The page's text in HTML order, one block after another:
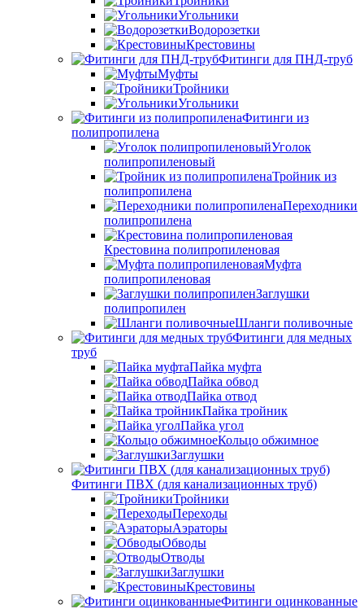
Угольники
Водорозетки
Крестовины
Фитинги для ПНД-труб
Муфты
Тройники
Угольники
Фитинги из
полипропилена
Уголок
полипропиленовый
Тройник из
полипропилена
Переходники
полипропилена
Крестовина полипропиленовая
Муфта
полипропиленовая
Заглушки
полипропилен
Шланги поливочные
Фитинги для медных
труб
Пайка муфта
Пайка обвод
Пайка отвод
Пайка тройник
Пайка угол
Кольцо обжимное
Заглушки
Фитинги ПВХ (для канализационных труб)
Тройники
Переходы
Аэраторы
Обводы
Отводы
Заглушки
Крестовины
Фитинги оцинкованные